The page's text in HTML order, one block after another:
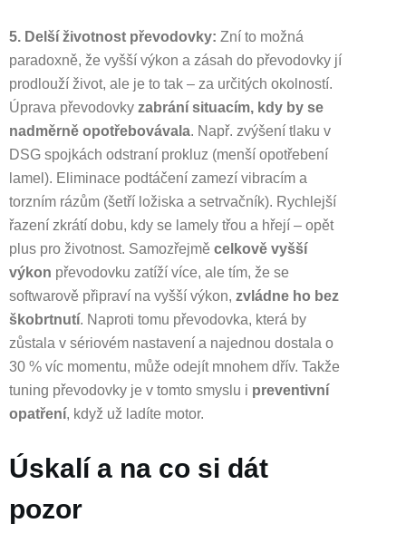
5. Delší životnost převodovky: Zní to možná
paradoxně, že vyšší výkon a zásah do převodovky jí
prodlouží život, ale je to tak – za určitých okolností.
Úprava převodovky zabrání situacím, kdy by se
nadměrně opotřebovávala. Např. zvýšení tlaku v
DSG spojkách odstraní prokluz (menší opotřebení
lamel). Eliminace podtáčení zamezí vibracím a
torzním rázům (šetří ložiska a setrvačník). Rychlejší
řazení zkrátí dobu, kdy se lamely třou a hřejí – opět
plus pro životnost. Samozřejmě celkově vyšší
výkon převodovku zatíží více, ale tím, že se
softwarově připraví na vyšší výkon, zvládne ho bez
škobrtnutí. Naproti tomu převodovka, která by
zůstala v sériovém nastavení a najednou dostala o
30 % víc momentu, může odejít mnohem dřív. Takže
tuning převodovky je v tomto smyslu i preventivní
opatření, když už ladíte motor.
Úskalí a na co si dát
pozor